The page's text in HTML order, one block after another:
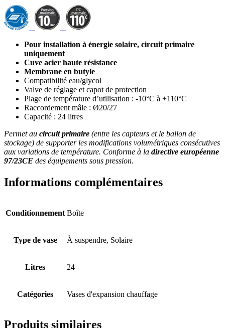
Pour installation à énergie solaire, circuit primaire
uniquement
Cuve acier haute résistance
Membrane en butyle
Compatibilité eau/glycol
Valve de réglage et capot de protection
Plage de température d’utilisation : -10°C à +110°C
Raccordement mâle : Ø20/27
Capacité : 24 litres
Permet au circuit primaire (entre les capteurs et le ballon de
stockage) de supporter les modifications volumétriques consécutives
aux variations de température. Conforme à la directive européenne
97/23CE des équipements sous pression.
Informations complémentaires
Conditionnement Boîte
Type de vase À suspendre, Solaire
Litres 24
Catégories Vases d'expansion chauffage
Produits similaires